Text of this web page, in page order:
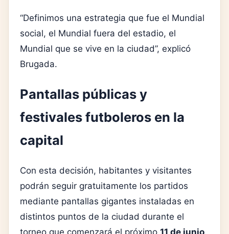
“Definimos una estrategia que fue el Mundial
social, el Mundial fuera del estadio, el
Mundial que se vive en la ciudad”, explicó
Brugada.
Pantallas públicas y
festivales futboleros en la
capital
Con esta decisión, habitantes y visitantes
podrán seguir gratuitamente los partidos
mediante pantallas gigantes instaladas en
distintos puntos de la ciudad durante el
torneo que comenzará el próximo 11 de junio